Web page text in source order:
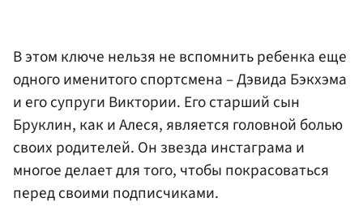
В этом ключе нельзя не вспомнить ребенка еще
одного именитого спортсмена – Дэвида Бэкхэма
и его супруги Виктории. Его старший сын
Бруклин, как и Алеся, является головной болью
своих родителей. Он звезда инстаграма и
многое делает для того, чтобы покрасоваться
перед своими подписчиками.